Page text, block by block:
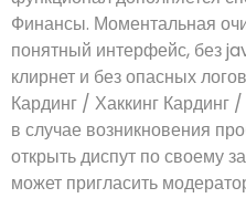
Финансы. Моментальная
понятный интерфейс, без
клирнет и без опасных
Кардинг / Хаккинг
в случае возникновения
открыть диспут по своему
может пригласить